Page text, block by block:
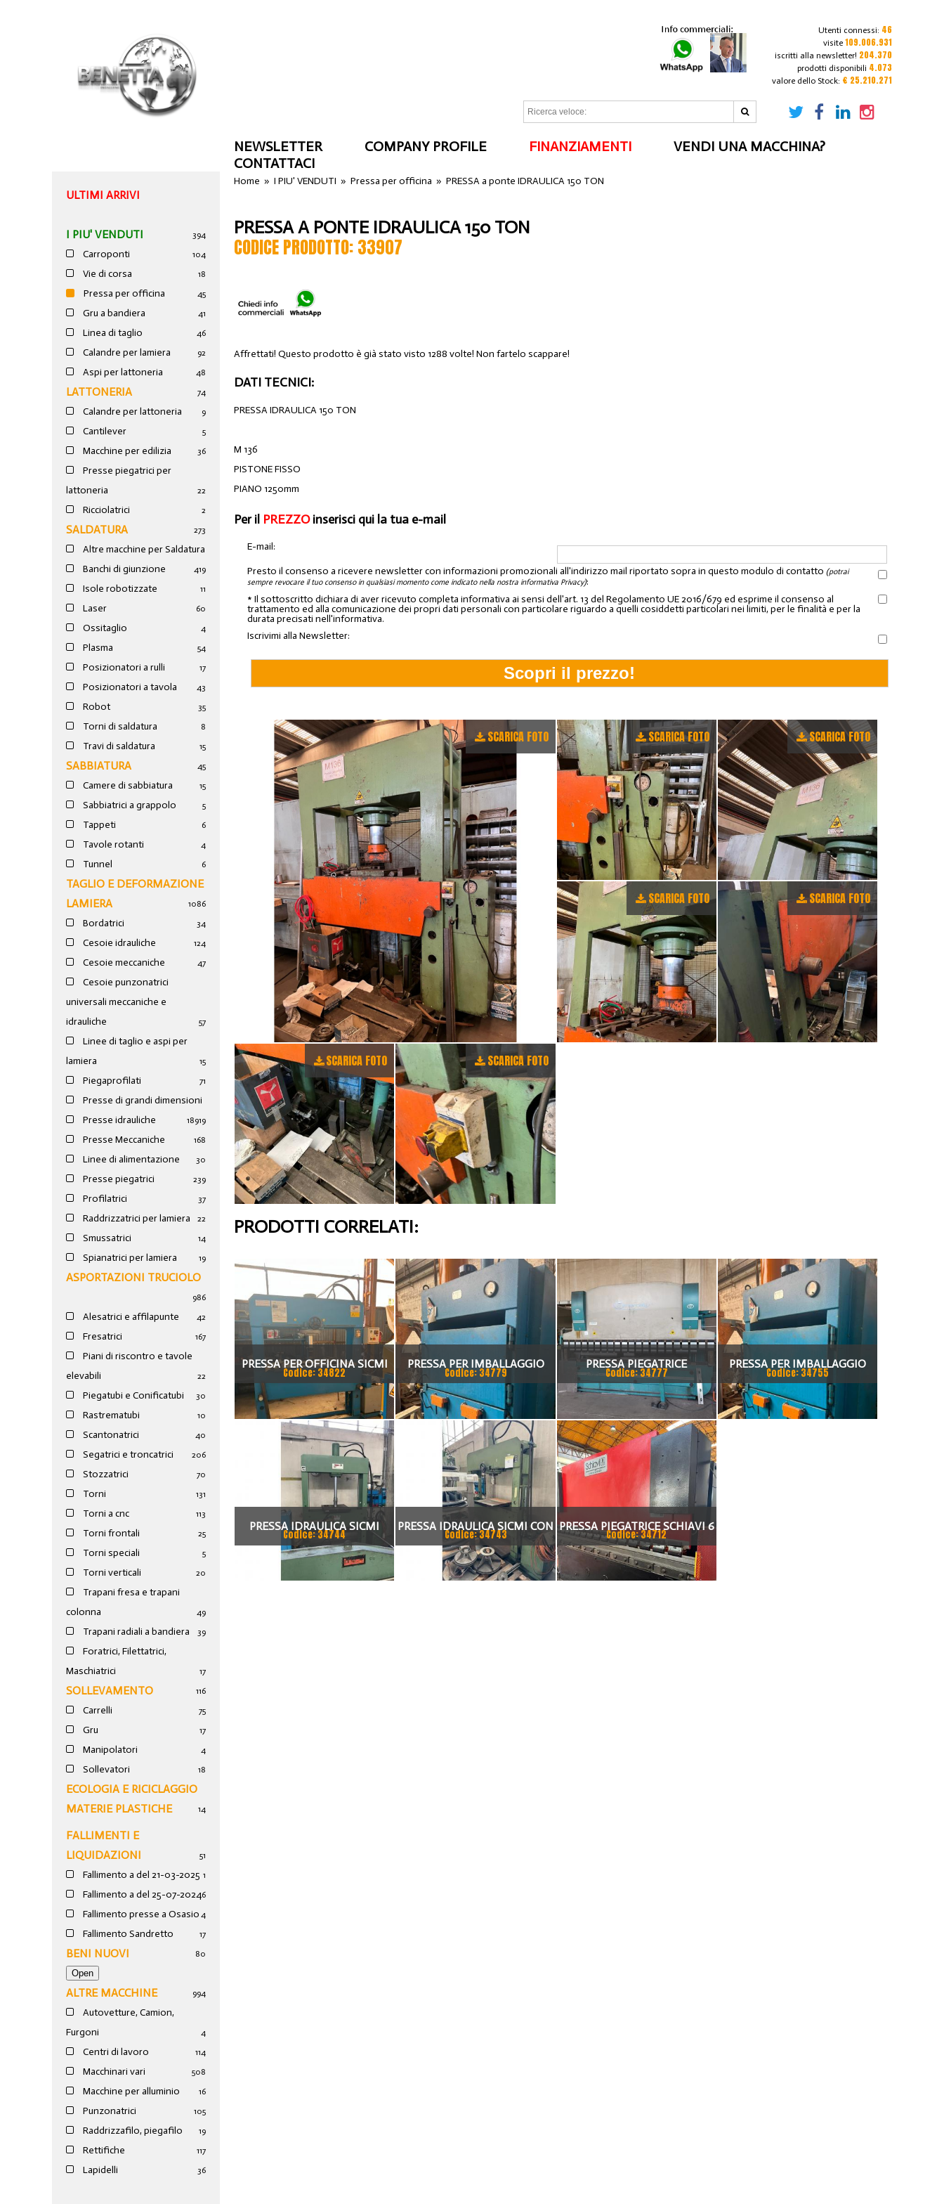
Utenti connessi: 46
visite 109.006.931
iscritti alla newsletter! 204.370
prodotti disponibili 4.073
valore dello Stock: € 25.210.271
NEWSLETTER COMPANY PROFILE FINANZIAMENTI
VENDI UNA MACCHINA?
CONTATTACI
ULTIMI ARRIVI
I PIU' VENDUTI 394
Carroponti 104
Vie di corsa 18
Pressa per officina 45
Gru a bandiera 41
Linea di taglio 46
Calandre per lamiera 92
Aspi per lattoneria 48
LATTONERIA 74
Calandre per lattoneria 9
Cantilever 5
Macchine per edilizia 36
Presse piegatrici per
lattoneria
22
Ricciolatrici 2
SALDATURA 273
Altre macchine per Saldatura
19
Banchi di giunzione 4
Isole robotizzate 11
Laser 60
Ossitaglio 4
Plasma 54
Posizionatori a rulli 17
Posizionatori a tavola 43
Robot 35
Torni di saldatura 8
Travi di saldatura 15
SABBIATURA 45
Camere di sabbiatura 15
Sabbiatrici a grappolo 5
Tappeti 6
Tavole rotanti 4
Tunnel 6
TAGLIO E DEFORMAZIONE
LAMIERA
1086
Bordatrici 34
Cesoie idrauliche 124
Cesoie meccaniche 47
Cesoie punzonatrici
universali meccaniche e
idrauliche
57
Linee di taglio e aspi per
lamiera
15
Piegaprofilati 71
Presse di grandi dimensioni
19
Presse idrauliche 189
Presse Meccaniche 168
Linee di alimentazione 30
Presse piegatrici 239
Profilatrici 37
Raddrizzatrici per lamiera 22
Smussatrici 14
Spianatrici per lamiera 19
ASPORTAZIONI TRUCIOLO
986
Alesatrici e affilapunte 42
Fresatrici 167
Piani di riscontro e tavole
elevabili
22
Piegatubi e Conificatubi 30
Rastrematubi 10
Scantonatrici 40
Segatrici e troncatrici 206
Stozzatrici 70
Torni 131
Torni a cnc 113
Torni frontali 25
Torni speciali 5
Torni verticali 20
Trapani fresa e trapani
colonna
49
Trapani radiali a bandiera 39
Foratrici, Filettatrici,
Maschiatrici
17
SOLLEVAMENTO 116
Carrelli 75
Gru 17
Manipolatori 4
Sollevatori 18
ECOLOGIA E RICICLAGGIO
MATERIE PLASTICHE
14
FALLIMENTI E
LIQUIDAZIONI
51
Fallimento a del 21-03-2025 1
Fallimento a del 25-07-20246
Fallimento presse a Osasio 4
Fallimento Sandretto 17
BENI NUOVI 80
ALTRE MACCHINE 994
Autovetture, Camion,
Furgoni
4
Centri di lavoro 114
Macchinari vari 508
Macchine per alluminio 16
Punzonatrici 105
Raddrizzafilo, piegafilo 19
Rettifiche 117
Lapidelli 36
Home »I PIU' VENDUTI »Pressa per officina »PRESSA a ponte IDRAULICA 150 TON
PRESSA A PONTE IDRAULICA 150 TON
CODICE PRODOTTO: 33907
Affrettati! Questo prodotto è già stato visto 1288 volte! Non fartelo scappare!
DATI TECNICI:
PRESSA IDRAULICA 150 TON
M 136
PISTONE FISSO
PIANO 1250mm
Per il PREZZOinserisci qui la tua e-mail
E-mail:
Presto il consenso a ricevere newsletter con informazioni promozionali all'indirizzo mail riportato sopra in questo modulo di contatto (potrai
sempre revocare il tuo consenso in qualsiasi momento come indicato nella nostra informativa Privacy):
* Il sottoscritto dichiara di aver ricevuto completa informativa ai sensi dell'art. 13 del Regolamento UE 2016/679 ed esprime il consenso al
trattamento ed alla comunicazione dei propri dati personali con particolare riguardo a quelli cosiddetti particolari nei limiti, per le finalità e per la
durata precisati nell'informativa.
Iscrivimi alla Newsletter:
SCARICA FOTO SCARICA FOTO SCARICA FOTO
SCARICA FOTO SCARICA FOTO
SCARICA FOTO SCARICA FOTO
PRODOTTI CORRELATI:
PRESSA PER OFFICINA SICMI
100 TON
Codice: 34822
PRESSA PER IMBALLAGGIO
Codice: 34779
PRESSA PIEGATRICE
VIMERCATI 80X4175
Codice: 34777
PRESSA PER IMBALLAGGIO
ALBA PRESSE
Codice: 34755
PRESSA IDRAULICA SICMI
PISTONE FISSO 70 TON
Codice: 34744
PRESSA IDRAULICA SICMI CON
PISTONE MOBILE 100 TON
Codice: 34743
PRESSA PIEGATRICE SCHIAVI 6
ASSI 3000 X 100 TON
Codice: 34712